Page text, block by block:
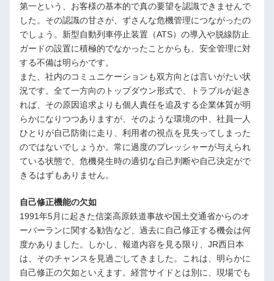
第一という、お客様の基本的で真の要望を認識できませんで
した。その認識の甘さが、ずさんな危機管理につながったの
でしょう。新型自動列車停止装置（ATS）の導入や脱線防止
ガードの設置に積極的でなかったことからも、安全管理に対
する不備は明らかです。
また、社内のコミュニケーションも双方向とは言いがたい状
況です。全て一方向のトップダウン形式で、トラブルが起き
れば、その原因追求よりも個人責任を追及する企業体質が明
らかになりつつありますが、そのような環境の中、社員一人
ひとりが自己防衛に走り、利用者の視点を見失ってしまった
のではないでしょうか。常に過度のプレッシャーが与えられ
ている状態で、危機発生時の適切な自己判断や自己決定がで
きるはずもありません。
自己修正機能の欠如
1991年5月に起きた信楽高原鉄道事故や国土交通省からのオ
ーバーランに関する勧告など、過去に自己修正する機会は何
度かありました。しかし、報道内容を見る限り、JR西日本
は、そのチャンスを見過ごしてきました。これは、明らかに
自己修正の欠如といえます。経営サイドとは別に、現場でも